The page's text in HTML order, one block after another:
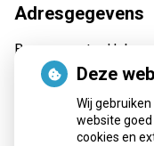
Adresgegevens
Burgemeester
6031 VA Nederweert
0495 62 69 30
Deze
Wij
website
cookies en